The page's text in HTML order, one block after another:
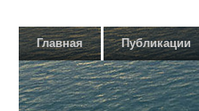
Главная Публикации